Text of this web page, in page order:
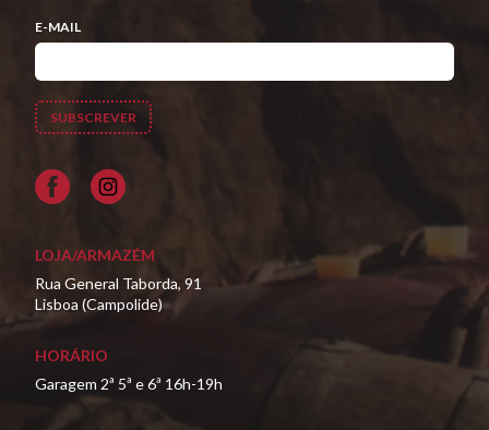
E-MAIL
Facebook
LOJA/ARMAZÉM
Rua General Taborda, 91
Lisboa (Campolide)
HORÁRIO
Garagem 2ª 5ª e 6ª 16h-19h